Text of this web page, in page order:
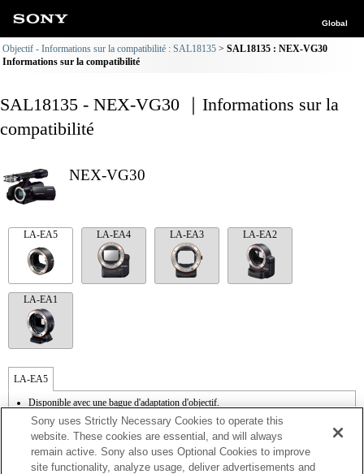
Global
Objectif - Informations sur la compatibilité : SAL18135
SAL18135 : NEX-VG30
Informations sur la compatibilité
SAL18135 - NEX-VG30 ｜Informations sur la
compatibilité
NEX-VG30
LA-EA5 LA-EA4 LA-EA3 LA-EA2
LA-EA1
LA-EA5
Disponible avec une bague d'adaptation d'objectif.
Le mode SteadyShot n'est pas pris en charge.
Le son de fonctionnement du diaphragme est enregistré à l'aide du microphone
interne.
La zone de mise au point ne peut pas être sélectionnée de manière arbitraire.
La fonction de mise au point automatique [AF-S (AF simple)] peut être utilisée.
Sony uses Strictly Necessary Cookies to operate this
website. These cookies are essential, and will always
remain active. Sony also uses Optional Cookies to improve
site functionality, analyze usage, deliver advertisements and